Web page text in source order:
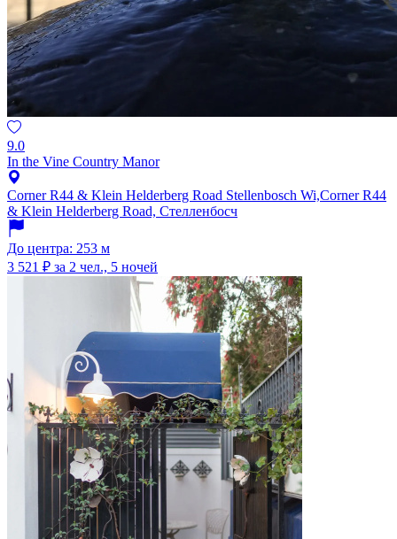
9.0
In the Vine Country Manor
Corner R44 & Klein Helderberg Road Stellenbosch Wi,Corner R44
& Klein Helderberg Road, Стелленбосч
До центра: 253 м
3 521 ₽ за 2 чел., 5 ночей